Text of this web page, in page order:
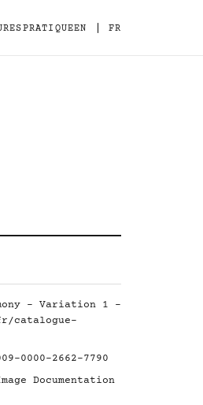
PRATIQUEEN FR
- Variation 1 -
catalogue-
0000-2662-7790
Documentation